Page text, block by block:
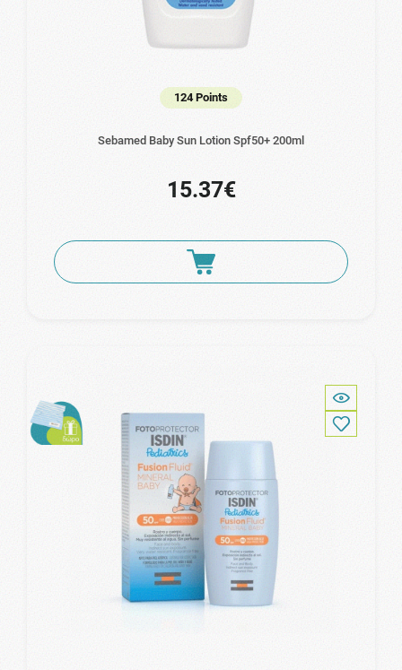
124 Points
Sebamed Baby Sun Lotion Spf50+ 200ml
15.37€